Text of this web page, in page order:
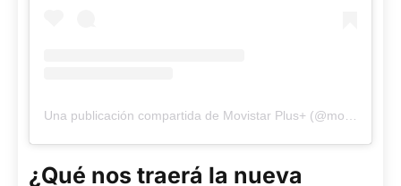
Una publicación compartida de Movistar Plus+ (@movistarplus)
¿Qué nos traerá la nueva